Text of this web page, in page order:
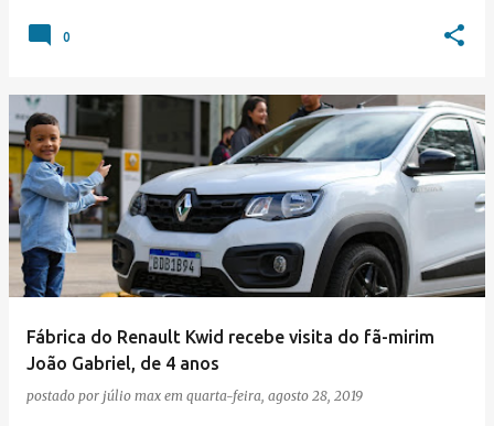
0
Fábrica do Renault Kwid recebe visita do fã-mirim
João Gabriel, de 4 anos
postado por júlio max em quarta-feira, agosto 28, 2019